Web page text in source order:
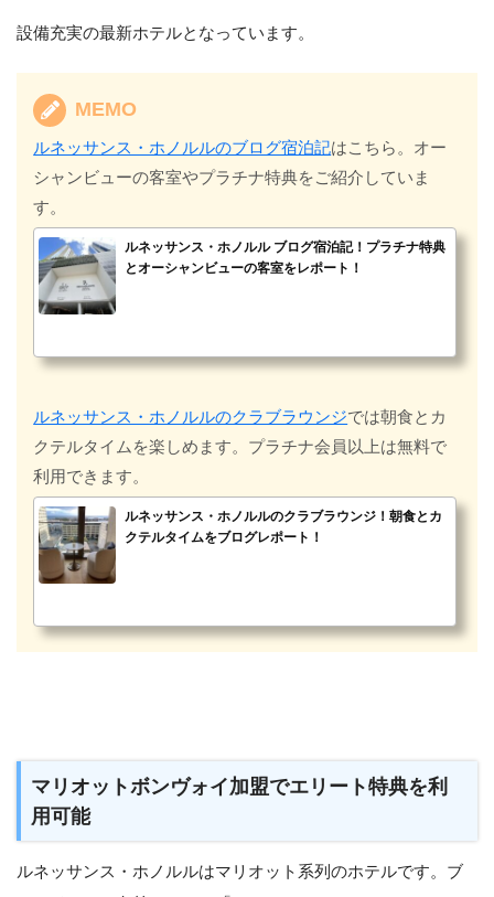
設備充実の最新ホテルとなっています。
MEMO
ルネッサンス・ホノルルのブログ宿泊記はこちら。オー
シャンビューの客室やプラチナ特典をご紹介していま
す。
ルネッサンス・ホノルル ブログ宿泊記！プラチナ特典
とオーシャンビューの客室をレポート！
ルネッサンス・ホノルルのクラブラウンジでは朝食とカ
クテルタイムを楽しめます。プラチナ会員以上は無料で
利用できます。
ルネッサンス・ホノルルのクラブラウンジ！朝食とカ
クテルタイムをブログレポート！
マリオットボンヴォイ加盟でエリート特典を利
用可能
ルネッサンス・ホノルルはマリオット系列のホテルです。ブ